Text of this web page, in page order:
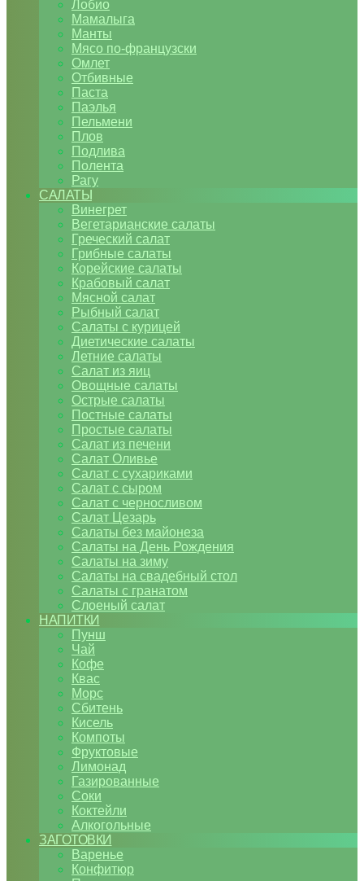
Лобио
Мамалыга
Манты
Мясо по-французски
Омлет
Отбивные
Паста
Паэлья
Пельмени
Плов
Подлива
Полента
Рагу
САЛАТЫ
Винегрет
Вегетарианские салаты
Греческий салат
Грибные салаты
Корейские салаты
Крабовый салат
Мясной салат
Рыбный салат
Салаты с курицей
Диетические салаты
Летние салаты
Салат из яиц
Овощные салаты
Острые салаты
Постные салаты
Простые салаты
Салат из печени
Салат Оливье
Салат с сухариками
Салат с сыром
Салат с черносливом
Салат Цезарь
Салаты без майонеза
Салаты на День Рождения
Салаты на зиму
Салаты на свадебный стол
Салаты с гранатом
Слоеный салат
НАПИТКИ
Пунш
Чай
Кофе
Квас
Морс
Сбитень
Кисель
Компоты
Фруктовые
Лимонад
Газированные
Соки
Коктейли
Алкогольные
ЗАГОТОВКИ
Варенье
Конфитюр